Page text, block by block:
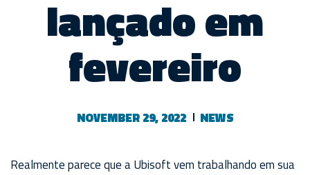
lançado em
fevereiro
NOVEMBER 29, 2022 NEWS
Realmente parece que a Ubisoft vem trabalhando em sua